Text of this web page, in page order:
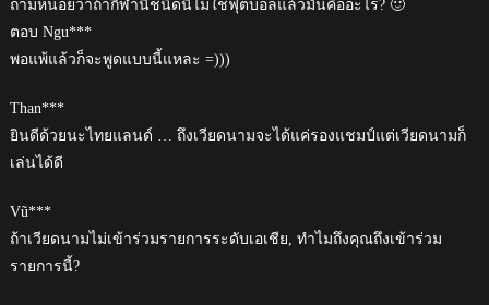
ถามหน่อยว่าถ้ากีฬานี้ชนิดนี้ไม่ใช่ฟุตบอลแล้วมันคืออะไร? 🙂
ตอบ Ngu***
พอแพ้แล้วก็จะพูดแบบนี้แหละ =)))
Than***
ยินดีด้วยนะไทยแลนด์ … ถึงเวียดนามจะได้แค่รองแชมป์แต่เวียดนามก็
เล่นได้ดี
Vũ***
ถ้าเวียดนามไม่เข้าร่วมรายการระดับเอเชีย, ทำไมถึงคุณถึงเข้าร่วม
รายการนี้?